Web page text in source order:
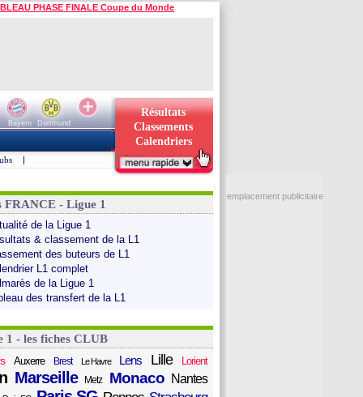
PHASE FINALE Coupe du Monde
Bayern
Dortmund
Résultats
Classements
Calendriers
|
FRANCE - Ligue 1
de la Ligue 1
& classement de la L1
des buteurs de L1
L1 complet
de la Ligue 1
des transfert de la L1
1 - les fiches CLUB
Auxerre Brest Le Havre Lens Lille Lorient
Marseille Metz Monaco Nantes
emplacement publicitaire